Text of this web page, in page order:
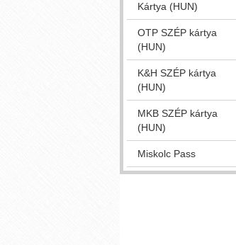
Kártya (HUN)
OTP SZÉP kártya
(HUN)
K&H SZÉP kártya
(HUN)
MKB SZÉP kártya
(HUN)
Miskolc Pass